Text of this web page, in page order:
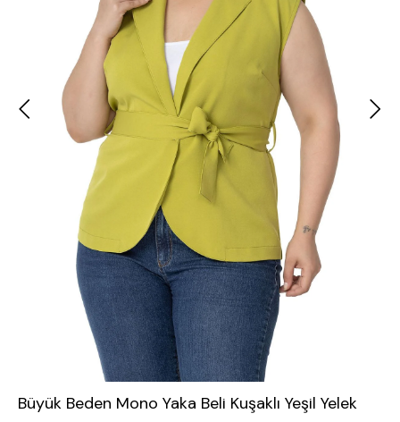
Büyük Beden Mono Yaka Beli Kuşaklı Yeşil Yelek